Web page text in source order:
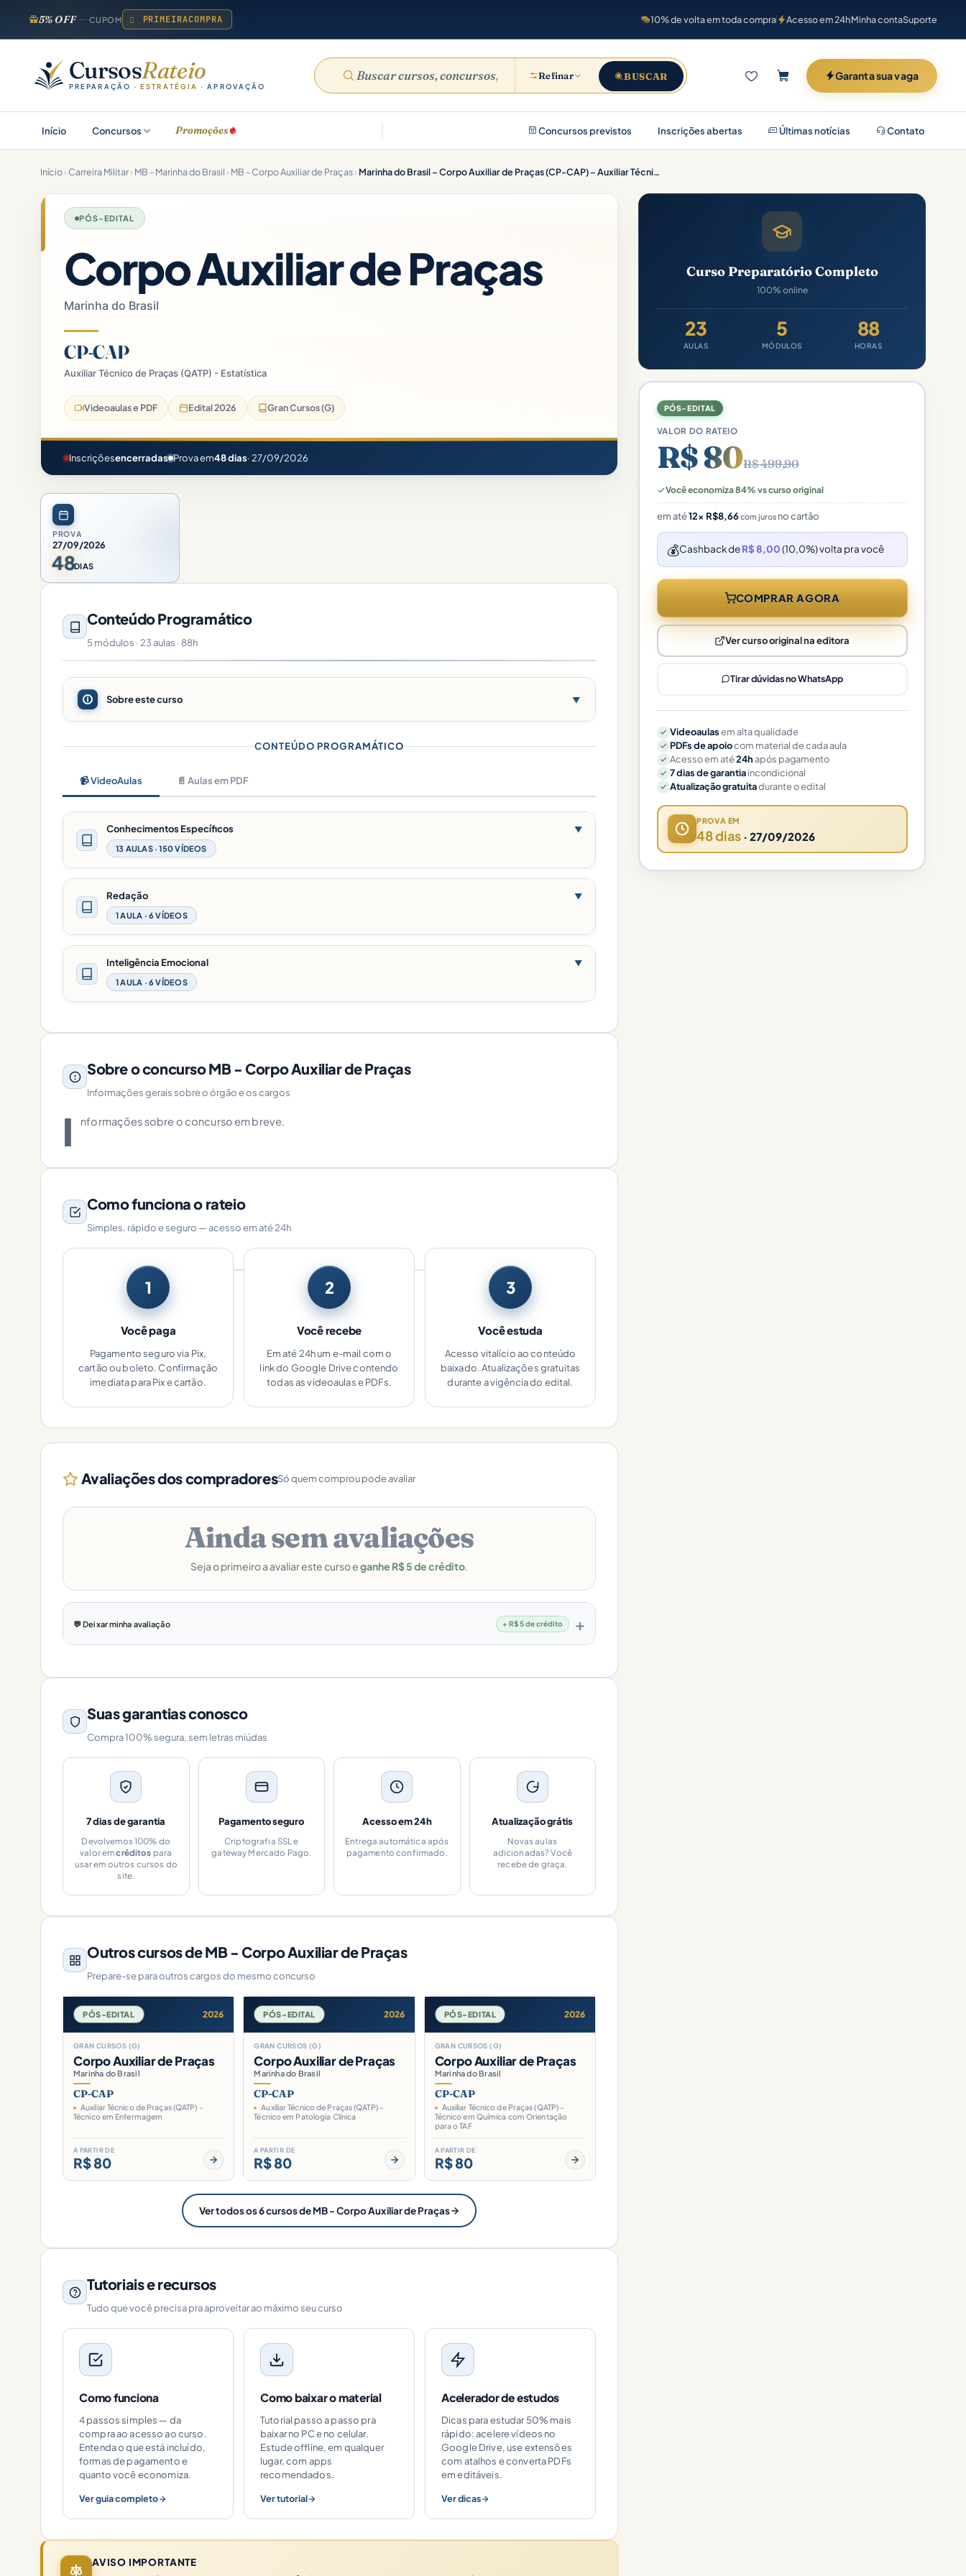
5% OFF CUPOM PRIMEIRACOMPRA 10% de volta em toda compra Acesso em 24hMinha contaSuporte
CursosRateio
PREPARAÇÃO ·ESTRATÉGIA · APROVAÇÃO
Refinar BUSCAR Garanta sua vaga
Início Concursos Promoções Concursos previstos Inscrições abertas Últimas notícias Contato
Início› Carreira Militar› MB - Marinha do Brasil › MB - Corpo Auxiliar de Praças› Marinha do Brasil – Corpo Auxiliar de Praças (CP-CAP) – Auxiliar Técnico de Praças (QATP) – Estatística (Pós-Edital)
PÓS-EDITAL
Corpo Auxiliar de Praças
Marinha do Brasil
CP-CAP
Auxiliar Técnico de Praças (QATP) - Estatística
Videoaulas e PDF Edital 2026 Gran Cursos (G)
Inscriçõesencerradas Prova em48 dias· 27/09/2026
Curso Preparatório Completo
100% online
23
AULAS
5
MÓDULOS
88
HORAS
PROVA
27/09/2026
48DIAS
Conteúdo Programático
5 módulos · 23 aulas · 88h
Sobre este curso ▼
CONTEÚDO PROGRAMÁTICO
📹 VideoAulas 📄 Aulas em PDF
Conhecimentos Específicos
13 AULAS · 150 VÍDEOS
▼
Redação
1 AULA · 6 VÍDEOS
▼
Inteligência Emocional
1 AULA · 6 VÍDEOS
▼
Sobre o concurso MB - Corpo Auxiliar de Praças
Informações gerais sobre o órgão e os cargos
I nformações sobre o concurso em breve.
Como funciona o rateio
Simples, rápido e seguro — acesso em até 24h
1
Você paga
Pagamento seguro via Pix,
cartão ou boleto. Confirmação
imediata para Pix e cartão.
2
Você recebe
Em até 24h um e-mail com o
link do Google Drive contendo
todas as videoaulas e PDFs.
3
Você estuda
Acesso vitalício ao conteúdo
baixado. Atualizações gratuitas
durante a vigência do edital.
Avaliações dos compradoresSó quem comprou pode avaliar
Ainda sem avaliações
Seja o primeiro a avaliar este curso eganhe R$ 5 de crédito.
💬 Deixar minha avaliação + R$ 5 de crédito
Suas garantias conosco
Compra 100% segura, sem letras miúdas
7 dias de garantia
Devolvemos 100% do
valor emcréditos para
usar em outros cursos do
site.
Pagamento seguro
Criptografia SSL e
gateway Mercado Pago.
Acesso em 24h
Entrega automática após
pagamento confirmado.
Atualização grátis
Novas aulas
adicionadas? Você
recebe de graça.
Outros cursos de MB - Corpo Auxiliar de Praças
Prepare-se para outros cargos do mesmo concurso
PÓS-EDITAL 2026
GRAN CURSOS (G)
Corpo Auxiliar de Praças
Marinha do Brasil
CP-CAP
Auxiliar Técnico de Praças (QATP) -
Técnico em Enfermagem
A PARTIR DE
R$ 80
PÓS-EDITAL 2026
GRAN CURSOS (G)
Corpo Auxiliar de Praças
Marinha do Brasil
CP-CAP
Auxiliar Técnico de Praças (QATP) -
Técnico em Patologia Clínica
A PARTIR DE
R$ 80
PÓS-EDITAL 2026
GRAN CURSOS (G)
Corpo Auxiliar de Praças
Marinha do Brasil
CP-CAP
Auxiliar Técnico de Praças (QATP) -
Técnico em Química com Orientação
para o TAF
A PARTIR DE
R$ 80
Ver todos os 6 cursos de MB - Corpo Auxiliar de Praças
Tutoriais e recursos
Tudo que você precisa pra aproveitar ao máximo seu curso
Como funciona
4 passos simples — da
compra ao acesso ao curso.
Entenda o que está incluído,
formas de pagamento e
quanto você economiza.
Ver guia completo
Como baixar o material
Tutorial passo a passo pra
baixar no PC e no celular.
Estude offline, em qualquer
lugar, com apps
recomendados.
Ver tutorial
Acelerador de estudos
Dicas para estudar 50% mais
rápido: acelere vídeos no
Google Drive, use extensões
com atalhos e converta PDFs
em editáveis.
Ver dicas
AVISO IMPORTANTE
PÓS-EDITAL
VALOR DO RATEIO
R$ 80R$ 499,90
Você economiza 84% vs curso original
em até12× R$8,66com jurosno cartão
💰Cashback deR$ 8,00(10,0%) volta pra você
COMPRAR AGORA
Ver curso original na editora
Tirar dúvidas no WhatsApp
Videoaulasem alta qualidade
PDFs de apoiocom material de cada aula
Acesso em até24hapós pagamento
7 dias de garantiaincondicional
Atualização gratuitadurante o edital
PROVA EM
48 dias · 27/09/2026